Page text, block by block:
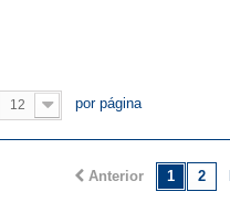
12 por página
Anterior 1 2